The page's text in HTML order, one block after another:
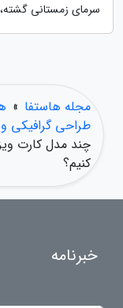
سرمای زمستانی
مجله هاستفا »
طراحی گرافیکی
چند مدل کارت
کنیم؟
خبرنامه